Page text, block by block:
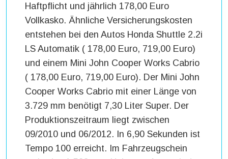
Haftpflicht und jährlich 178,00 Euro
Vollkasko. Ähnliche Versicherungskosten
entstehen bei den Autos Honda Shuttle 2.2i
LS Automatik ( 178,00 Euro, 719,00 Euro)
und einem Mini John Cooper Works Cabrio
( 178,00 Euro, 719,00 Euro). Der Mini John
Cooper Works Cabrio mit einer Länge von
3.729 mm benötigt 7,30 Liter Super. Der
Produktionszeitraum liegt zwischen
09/2010 und 06/2012. In 6,90 Sekunden ist
Tempo 100 erreicht. Im Fahrzeugschein